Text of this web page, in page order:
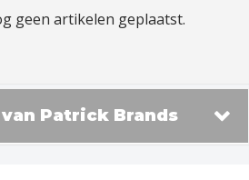
geen artikelen geplaatst.
Patrick Brands